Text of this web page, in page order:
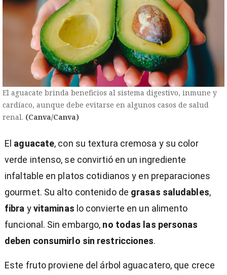
El aguacate brinda beneficios al sistema digestivo, inmune y
cardíaco, aunque debe evitarse en algunos casos de salud
renal. (Canva/Canva)
El aguacate, con su textura cremosa y su color
verde intenso, se convirtió en un ingrediente
infaltable en platos cotidianos y en preparaciones
gourmet. Su alto contenido de grasas saludables,
fibra yvitaminas lo convierte en un alimento
funcional. Sin embargo, no todas las personas
deben consumirlo sin restricciones.
Este fruto proviene del árbol aguacatero, que crece